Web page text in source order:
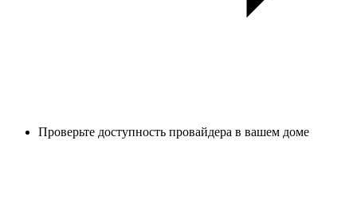
Проверьте доступность провайдера в вашем доме